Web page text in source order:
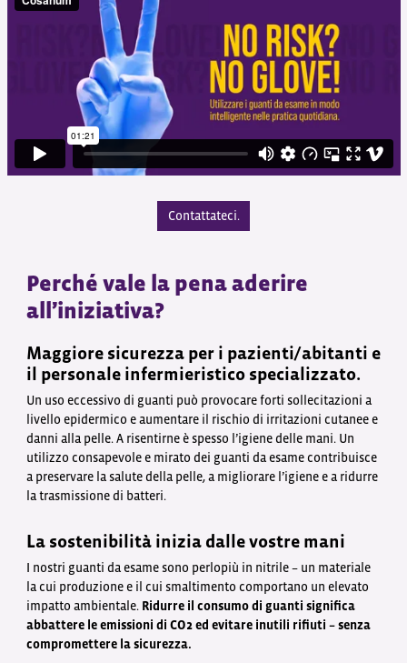
Contattateci.
Perché vale la pena aderire
all’iniziativa?
Maggiore sicurezza per i pazienti/abitanti e
il personale infermieristico specializzato.
Un uso eccessivo di guanti può provocare forti sollecitazioni a
livello epidermico e aumentare il rischio di irritazioni cutanee e
danni alla pelle. A risentirne è spesso l’igiene delle mani. Un
utilizzo consapevole e mirato dei guanti da esame contribuisce
a preservare la salute della pelle, a migliorare l’igiene e a ridurre
la trasmissione di batteri.
La sostenibilità inizia dalle vostre mani
I nostri guanti da esame sono perlopiù in nitrile – un materiale
la cui produzione e il cui smaltimento comportano un elevato
impatto ambientale. Ridurre il consumo di guanti significa
abbattere le emissioni di CO2 ed evitare inutili rifiuti – senza
compromettere la sicurezza.